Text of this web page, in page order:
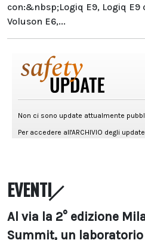
con:&nbsp;Logiq E9, Logiq E9
Voluson E6,...
EVENTI
Al via la 2° edizione
Summit, un